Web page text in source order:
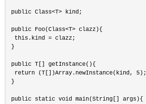
public Class<T> kind;
public Foo(Class<T> clazz){
  this.kind = clazz;
}
public T[] getInstance(){
  return (T[])Array.newInstance(kind, 5);
}
public static void main(String[] args){